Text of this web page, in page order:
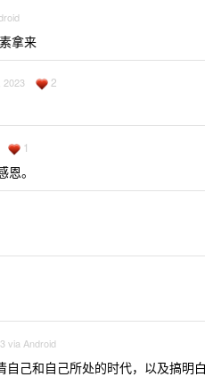
拿来
2023 2
1
。
via Android
自己和自己所处的时代，以及搞明